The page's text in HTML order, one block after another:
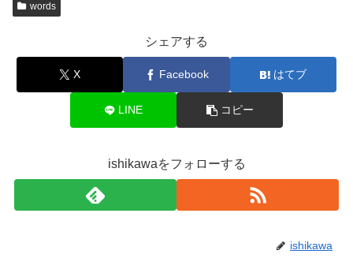
words
シェアする
X Facebook はてブ
LINE コピー
ishikawaをフォローする
ishikawa